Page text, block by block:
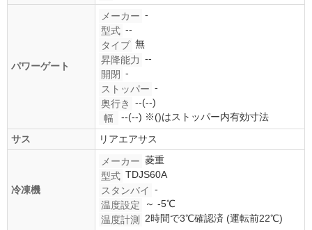
パワーゲート
メーカー -
型式 --
タイプ 無
昇降能力 --
開閉 -
ストッパー -
奥行き
--(--)
幅
--(--) ※()はストッパー内有効寸法
サス
リアエアサス
冷凍機
メーカー 菱重
型式 TDJS60A
スタンバイ -
温度設定
～ -5℃
温度計測
2時間で3℃確認済 (運転前22℃)